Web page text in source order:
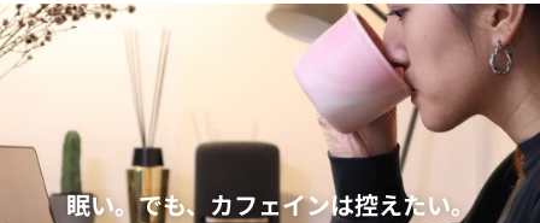
眠い。でも、カフェインは控えたい。